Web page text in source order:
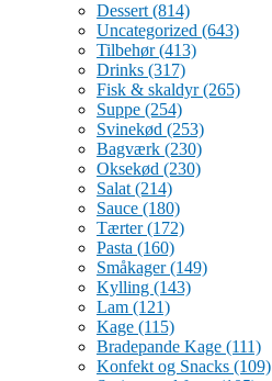
Dessert (814)
Uncategorized (643)
Tilbehør(413)
Drinks (317)
Fisk & skaldyr(265)
Suppe (254)
Svinekød (253)
Bagværk (230)
Oksekød (230)
Salat (214)
Sauce (180)
Tærter(172)
Pasta (160)
Småkager(149)
Kylling (143)
Lam (121)
Kage (115)
Bradepande Kage (111)
Konfekt og Snacks (109)